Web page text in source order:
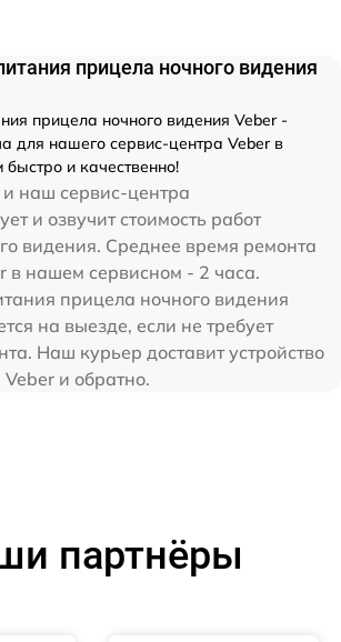
прицела ночного видения
прицела ночного видения Veber -
для нашего сервис-центра Veber в
и качественно!
наш сервис-центра
и озвучит стоимость работ
видения. Среднее время ремонта
в нашем сервисном - 2 часа.
прицела ночного видения
на выезде, если не требует
Наш курьер доставит устройство
и обратно.
партнёры